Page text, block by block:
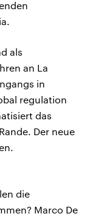
als
an La
in
regulation
das
Der neue
die
Marco De